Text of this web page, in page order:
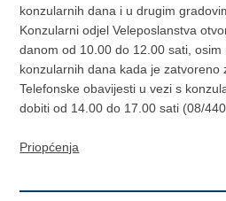
konzularnih dana i u drugim
Konzularni odjel Veleposlanstva
danom od 10.00 do 12.00 sati, osim
konzularnih dana kada je zatvoreno
Telefonske obavijesti u vezi s
dobiti od 14.00 do 17.00 sati (08/440
Priopćenja